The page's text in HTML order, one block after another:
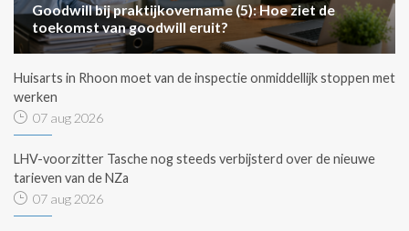
Goodwill bij praktijkovername (5): Hoe ziet de
toekomst van goodwill eruit?
Huisarts in Rhoon moet van de inspectie onmiddellijk stoppen met
werken
07 aug 2026
LHV-voorzitter Tasche nog steeds verbijsterd over de nieuwe
tarieven van de NZa
07 aug 2026